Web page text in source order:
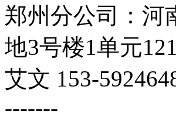
郑州分公司：河
地3号楼1单元
艾文 153-
-------